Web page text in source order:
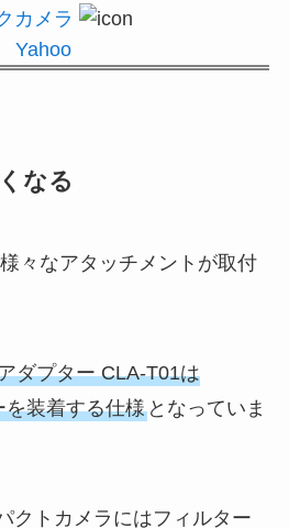
カメラ
Yahoo
なる
々なアタッチメントが取付
ダプター CLA-T01は
装着する仕様となっていま
クトカメラにはフィルター